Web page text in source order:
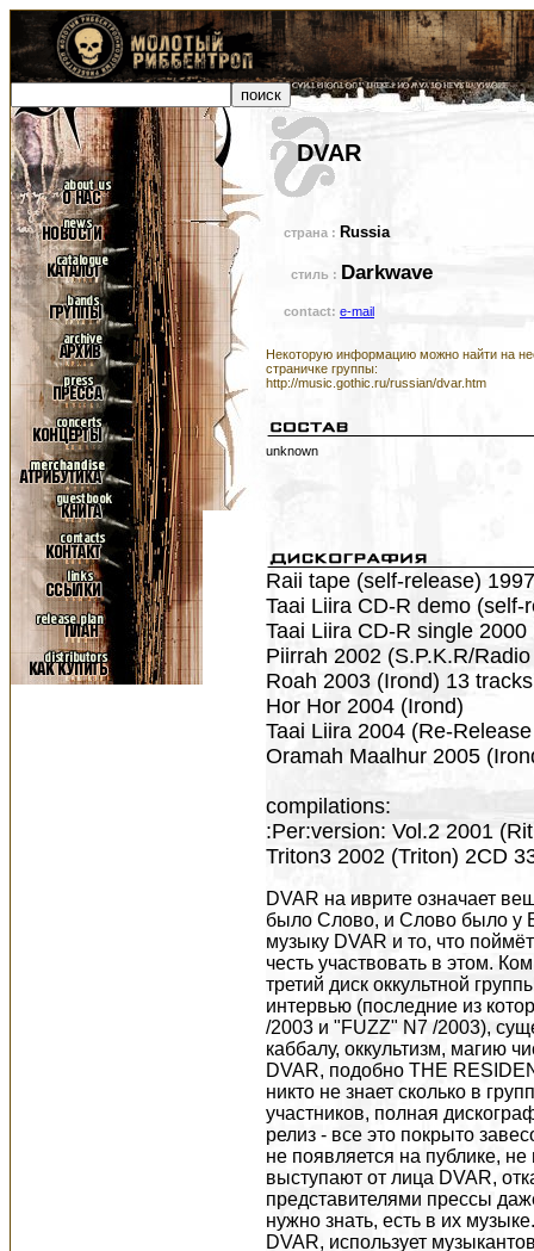
DVAR
страна : Russia
стиль : Darkwave
contact: e-mail
Некоторую информацию можно найти на
страничке группы:
http://music.gothic.ru/russian/dvar.htm
unknown
Raii tape (self-release) 1997
Taai Liira CD-R demo
Taai Liira CD-R single
Piirrah 2002 (S.P.K.R/
Roah 2003 (Irond) 13
Hor Hor 2004 (Irond)
Taai Liira 2004 (Re-
Oramah Maalhur 2005
compilations:
:Per:version: Vol.2 2001
Triton3 2002 (Triton) 2CD
DVAR на иврите означает вещь, слово... Откройте Книгу и прочтите: "В начале было Слово, и Слово было у Бога, и Слово было Бог". Найдите и послушайте музыку DVAR и то, что поймёте и почувствуете - Послание Вам... И мы имеем честь участвовать в этом. Компания Irond Ltd. выпускает в январе 2004 года третий диск оккультной группы DVAR. У группы, судя по немногочисленным интервью (последние из которых были замечены в журналах "Dark City" N13 /2003 и "FUZZ" N7 /2003), существует целая концепция, уходящая корнями в каббалу, оккультизм, магию чисел, символизм и тому подобные вещи... Также DVAR, подобно THE RESIDENTS, известны как законченные конспираторы - никто не знает сколько в группе человек, и "группа" ли это вообще. Имена участников, полная дискография проекта, каким годом датируется первый релиз - все это покрыто завесой тайны. Никто из этого загадочного коллектива не появляется на публике, не публикует фотографий. Не так давно те, кто выступают от лица DVAR, отказались даже от любых контактов с представителями прессы даже с помощью электронной почты. Но всё что вам нужно знать, есть в их музыке. Некая астральная сущность, называющая себя DVAR, использует музыкантов и вокалистов в качестве медиумов уже многие годы, и тем самым "манифестирует" себя в этом мире посредством звука... Её происхождение участники DVAR разъясняли в интервью, которое делал с ними Антон Шеховцов (журнал Alter.Ego). "Однажды ночью одному из нас во сне явилось некое Существо, и в конце разговора Оно назвало свое имя. После пробуждения это имя было сразу записано на бумаге буквами латинского алфавита. Это имя - DVAR. Через некоторое время мы стали делать DVAR. Невозможно объяснить, как это проходит через нас и облекается в фонетические и музыкальные формы. Со временем мы научились не привносить ничего от себя самих. Все, что Вы слышали - это сам DVAR. Это больше похоже на практику медиумов, чем на простое творчество. Мы являемся проводниками того, чего сами постичь не можем. Того, что приходит к нам от DVAR... Мы ощущаем себя мельчайшей частичкой некого глобального единого ДЕЙСТВИЯ - Taai. Протяженность Taai во времени колоссальна, что DVAR хочет осуществить через нас на этом этапе - неизвестно". Оставим в покое эзотерические науки, остановимся более подробно именно на звуке. Уже их самые первые работы привлекли внимание поклонников готического андерграунда, они быстро стали культом - люди пытались найти любую информацию о DVAR и платили бешеные деньги за их ранние демо-записи. Рождались и распространялись устрашающие истории о паранормальном воздействии их музыки на слушателей. Тех, кто слушал DVAR, преследовали неудачи, они лишались не только покоя, но иногда даже друзей и близких родственников... Их первые неизвестные работы, как и 'Raii' (1997), никогда не увидели свет. Даже незначительное распространение 'Raii' группа считает ошибкой: "Мы не должны были этого делать. Эти работы готовили нас самих". Только в 2000 году на рынке появился сингл 'Taai Liira', дистрибуция которого осуществлялась через Russian Gothic Project. На сингле представлено 5 треков (хотя в буклете указано всего 4). Первым официальным полнометражником DVAR принято считать альбом 'Piirrah', выпущенный на Аппенинском полуострове на культовом итальянском лэйбле Radio Luxor / E.N.D.E. прямо в канун нового тысячелетия. Здесь издавались такие коллективы, как Kirlian Camera, Chants Of Maldoror. Если же быть точным до конца, то альбом вышел на саблейбле Radio Luxor под названием S.P.K.R. - специально созданном для "странной" музыки. Он был издан в Италии лимитированным тиражом 512 экземпляров. Записи были сделаны с 1999 по 2000 годы. Всего 11 треков и в том числе - три уже